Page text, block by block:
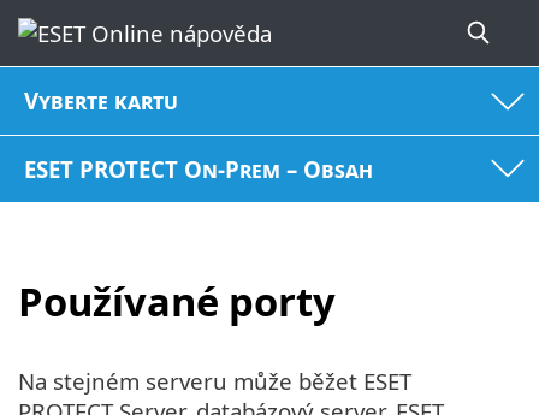
Vyberte kartu
ESET PROTECT On-Prem – Obsah
Používané porty
Na stejném serveru může běžet ESET